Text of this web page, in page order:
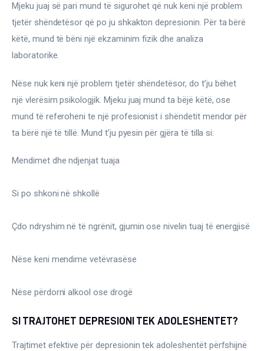
Mjeku juaj së pari mund të sigurohet që nuk keni një problem
tjetër shëndetësor që po ju shkakton depresionin. Për ta bërë
këtë, mund të bëni një ekzaminim fizik dhe analiza
laboratorike.
Nëse nuk keni një problem tjetër shëndetësor, do t’ju bëhet
një vlerësim psikologjik. Mjeku juaj mund ta bëjë këtë, ose
mund të referoheni te një profesionist i shëndetit mendor për
ta bërë një të tillë. Mund t’ju pyesin për gjëra të tilla si:
Mendimet dhe ndjenjat tuaja
Si po shkoni në shkollë
Çdo ndryshim në të ngrënit, gjumin ose nivelin tuaj të energjisë
Nëse keni mendime vetëvrasëse
Nëse përdorni alkool ose drogë
SI TRAJTOHET DEPRESIONI TEK ADOLESHENTET?
Trajtimet efektive për depresionin tek adoleshentët përfshijnë